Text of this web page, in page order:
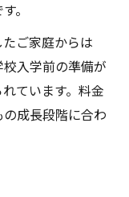
。
ご家庭からは
校入学前の準備が
ています。料金
成長段階に合わ